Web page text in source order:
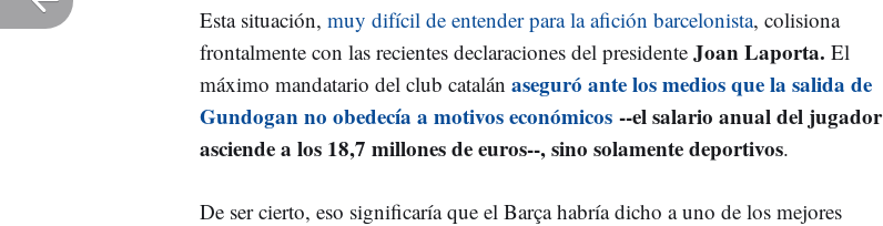
Esta situación, muy difícil de entender para la afición barcelonista, colisiona
frontalmente con las recientes declaraciones del presidente Joan Laporta. El
máximo mandatario del club catalán aseguró ante los medios que la salida de
Gundogan no obedecía a motivos económicos --el salario anual del jugador
asciende a los 18,7 millones de euros--, sino solamente deportivos.
De ser cierto, eso significaría que el Barça habría dicho a uno de los mejores